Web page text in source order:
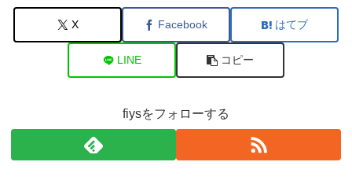
X Facebook はてブ
LINE コピー
fiysをフォローする